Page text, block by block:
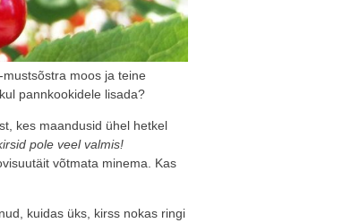
moos ja teine
pannkookidele lisada?
kes maandusid ühel hetkel
pole veel valmis!
võtmata minema. Kas
kuidas üks, kirss nokas ringi